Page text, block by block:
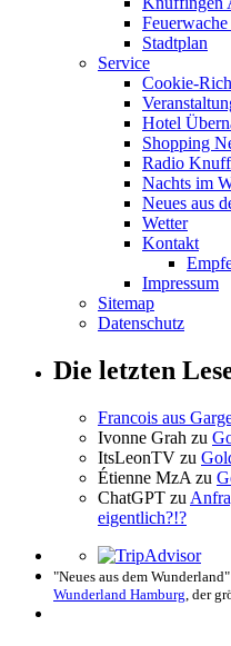
Stadtplan
Service
Cookie-
Hotel
Shopping
Radio
Nachts im
Neues aus
Wetter
Kontakt
Impressum
Sitemap
Datenschutz
Die letzten
Francois aus
Ivonne Grah zu
ItsLeonTV zu
Étienne MzA zu
ChatGPT zu
eigentlich?!?
"Neues aus dem
Wunderland Hamburg , der